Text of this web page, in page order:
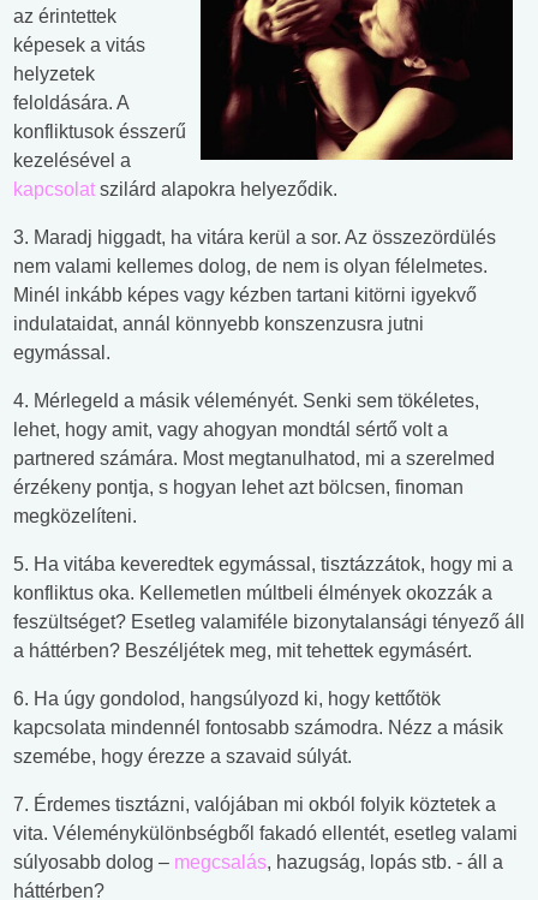
az érintettek
képesek a vitás
helyzetek
feloldására. A
konfliktusok ésszerű
kezelésével a
kapcsolat szilárd alapokra helyeződik.
3. Maradj higgadt, ha vitára kerül a sor. Az összezördülés
nem valami kellemes dolog, de nem is olyan félelmetes.
Minél inkább képes vagy kézben tartani kitörni igyekvő
indulataidat, annál könnyebb konszenzusra jutni
egymással.
4. Mérlegeld a másik véleményét. Senki sem tökéletes,
lehet, hogy amit, vagy ahogyan mondtál sértő volt a
partnered számára. Most megtanulhatod, mi a szerelmed
érzékeny pontja, s hogyan lehet azt bölcsen, finoman
megközelíteni.
5. Ha vitába keveredtek egymással, tisztázzátok, hogy mi a
konfliktus oka. Kellemetlen múltbeli élmények okozzák a
feszültséget? Esetleg valamiféle bizonytalansági tényező áll
a háttérben? Beszéljétek meg, mit tehettek egymásért.
6. Ha úgy gondolod, hangsúlyozd ki, hogy kettőtök
kapcsolata mindennél fontosabb számodra. Nézz a másik
szemébe, hogy érezze a szavaid súlyát.
7. Érdemes tisztázni, valójában mi okból folyik köztetek a
vita. Véleménykülönbségből fakadó ellentét, esetleg valami
súlyosabb dolog – megcsalás, hazugság, lopás stb. - áll a
háttérben?